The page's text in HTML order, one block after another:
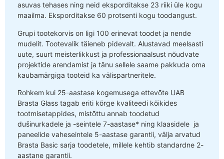
asuvas tehases ning neid eksporditakse 23 riiki üle kogu
maailma. Eksporditakse 60 protsenti kogu toodangust.
Grupi tootekorvis on ligi 100 erinevat toodet ja nende
mudelit. Tootevalik täieneb pidevalt. Alustavad meelsasti
uute, suurt meisterlikkust ja professionaalsust nõudvate
projektide arendamist ja tänu sellele saame pakkuda oma
kaubamärgiga tooteid ka välispartneritele.
Rohkem kui 25-aastase kogemusega ettevõte UAB
Brasta Glass tagab eriti kõrge kvaliteedi kõikides
tootmisetappides, mistõttu annab toodetud
dušinurkadele ja -seintele 7-aastase* ning klaasidele ja
paneelide vaheseintele 5-aastase garantii, välja arvatud
Brasta Basic sarja toodetele, millele kehtib standardne 2-
aastane garantii.